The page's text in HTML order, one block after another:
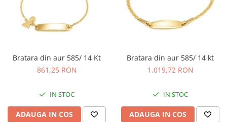
INELE
PIERCING
ACE DE CRAVATA
INELE
BUTONI
LANTURI TIP ROZARIU
Bratara din aur 585/ 14 Kt
861,25 RON
IN STOC
ADAUGA IN COS
Bratara din aur 585/ 14 kt
1.019,72 RON
IN STOC
ADAUGA IN COS